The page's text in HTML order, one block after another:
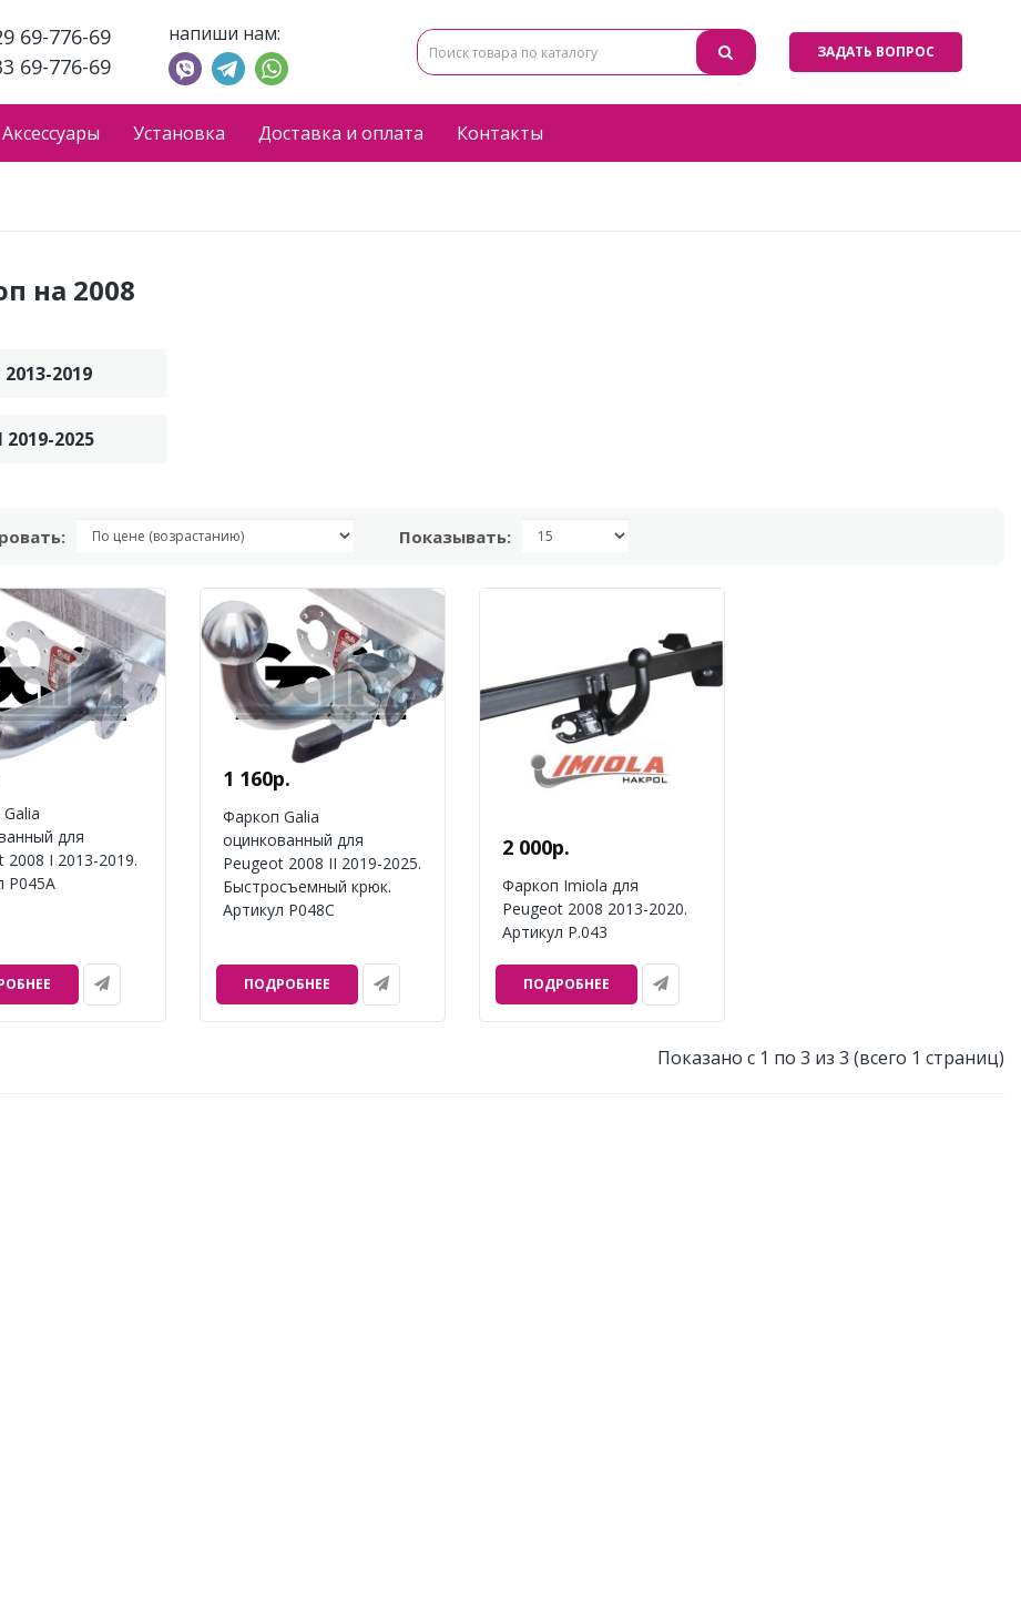
69-776-69
69-776-69
напиши нам:
ЗАДАТЬ ВОПРОС
Аксессуары Установка Доставка и оплата Контакты
на 2008
2013-2019
2019-2025
Показывать:
для
2008 I 2013-2019.
P045A
1 160р.
Фаркоп Galia
оцинкованный для
Peugeot 2008 II 2019-2025.
Быстросъемный крюк.
Артикул P048C
ПОДРОБНЕЕ
2 000р.
Фаркоп Imiola для
Peugeot 2008 2013-2020.
Артикул P.043
ПОДРОБНЕЕ
Показано с 1 по 3 из 3 (всего 1 страниц)